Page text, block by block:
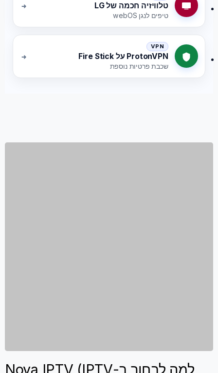
טלוויזיה חכמה של LG
טיפים לנגן webOS
VPN
ProtonVPN על Fire Stick
שכבת פרטיות נוספת
למה לבחור ב-Nova IPTV (IPTV